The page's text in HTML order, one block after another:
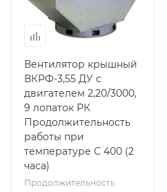
Вентилятор крышный
ВКРФ-3,55 ДУ с
двигателем 2,20/3000,
9 лопаток РК
Продолжительность
работы при
температуре С 400 (2
часа)
Продолжительность